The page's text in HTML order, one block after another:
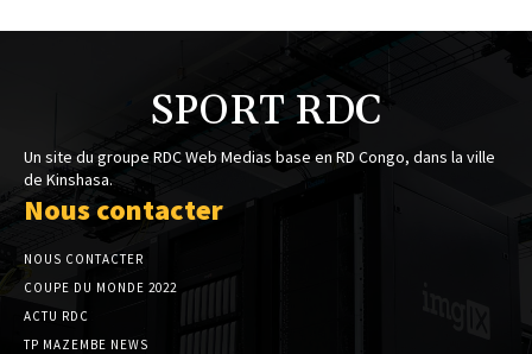
SPORT RDC
Un site du groupe RDC Web Medias base en RD Congo, dans la ville
de Kinshasa.
Nous contacter
NOUS CONTACTER
COUPE DU MONDE 2022
ACTU RDC
TP MAZEMBE NEWS